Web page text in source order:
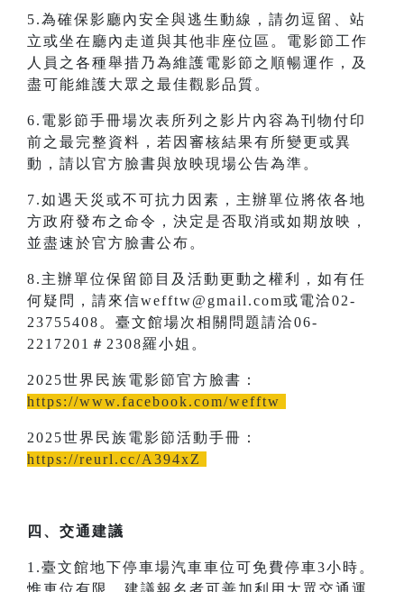
5.為確保影廳內安全與逃生動線，請勿逗留、站
立或坐在廳內走道與其他非座位區。電影節工作
人員之各種舉措乃為維護電影節之順暢運作，及
盡可能維護大眾之最佳觀影品質。
6.電影節手冊場次表所列之影片內容為刊物付印
前之最完整資料，若因審核結果有所變更或異
動，請以官方臉書與放映現場公告為準。
7.如遇天災或不可抗力因素，主辦單位將依各地
方政府發布之命令，決定是否取消或如期放映，
並盡速於官方臉書公布。
8.主辦單位保留節目及活動更動之權利，如有任
何疑問，請來信wefftw@gmail.com或電洽02-
23755408。臺文館場次相關問題請洽06-
2217201＃2308羅小姐。
2025世界民族電影節官方臉書：
https://www.facebook.com/wefftw
2025世界民族電影節活動手冊：
https://reurl.cc/A394xZ
四、交通建議
1.臺文館地下停車場汽車車位可免費停車3小時。
惟車位有限，建議報名者可善加利用大眾交通運